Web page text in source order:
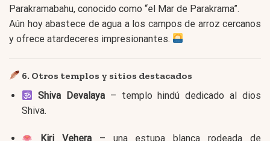
Parakramabahu, conocido como “el Mar de Parakrama”.
Aún hoy abastece de agua a los campos de arroz cercanos
y ofrece atardeceres impresionantes.
6. Otros templos y sitios destacados
Shiva Devalaya– templo hindú dedicado al dios
Shiva.
Kiri Vehera– una estupa blanca rodeada de